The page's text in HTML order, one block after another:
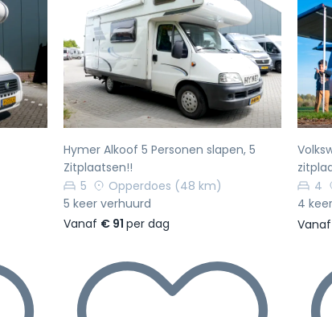
Volgende Vorige Volgende
Hymer Alkoof 5 Personen slapen, 5
Zitplaatsen!!
5
Opperdoes (48 km)
5 keer verhuurd
Vanaf € 91 per dag
4
4
Vanaf